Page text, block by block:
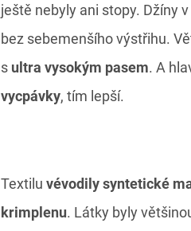
ještě nebyly ani stopy. Džíny
bez sebemenšího výstřihu.
s ultra vysokým pasem. A
vycpávky, tím lepší.
Textilu vévodily syntetické
krimplenu. Látky byly